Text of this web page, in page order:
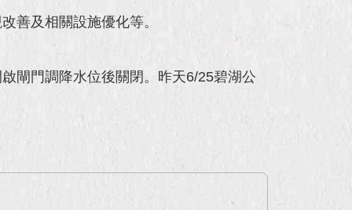
善及相關設施優化等。
閘門調降水位後關閉。昨天6/25碧湖公